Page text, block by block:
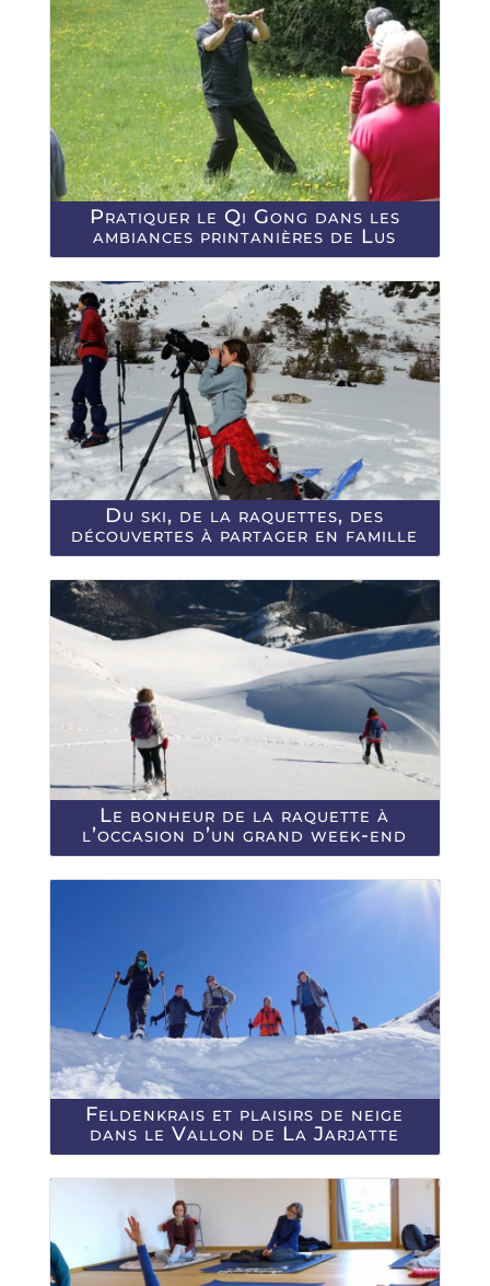
Pratiquer le Qi Gong dans les
ambiances printanières de Lus
Du ski, de la raquettes, des
découvertes à partager en famille
Le bonheur de la raquette à
l’occasion d’un grand week-end
Feldenkrais et plaisirs de neige
dans le Vallon de La Jarjatte